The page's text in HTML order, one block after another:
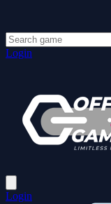
Login
Login